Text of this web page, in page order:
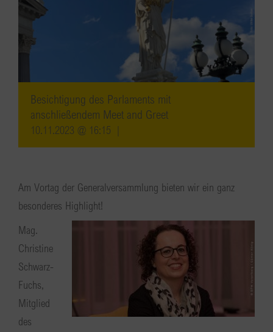
Besichtigung des Parlaments mit
anschließendem Meet and Greet
10.11.2023 @ 16:15
Am Vortag der Generalversammlung bieten wir ein ganz
besonderes Highlight!
Mag.
Christine
Schwarz-
Fuchs,
Mitglied
des